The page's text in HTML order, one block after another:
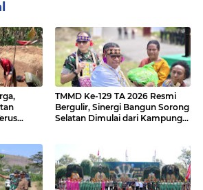
TMMD Ke-129 TA 2026 Resmi
Bergulir, Sinergi Bangun Sorong
Selatan Dimulai dari Kampung